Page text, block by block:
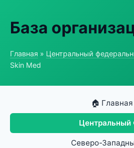
База
Главная » Центральный
Skin Med
🏠 Главная
Северо-